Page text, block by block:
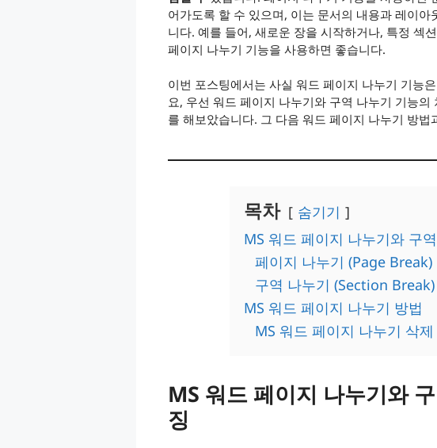
어가도록 할 수 있으며, 이는 문서의 내용과 레이
니다. 예를 들어, 새로운 장을 시작하거나, 특정 섹
페이지 나누기 기능을 사용하면 좋습니다.
이번 포스팅에서는 사실 워드 페이지 나누기 기능
요, 우선 워드 페이지 나누기와 구역 나누기 기능
를 해보았습니다. 그 다음 워드 페이지 나누기 방
목차
숨기기
MS 워드 페이지 나누기와 구
페이지 나누기 (Page Break)
구역 나누기 (Section Break)
MS 워드 페이지 나누기 방법
MS 워드 페이지 나누기 삭제
MS 워드 페이지 나누기와
징